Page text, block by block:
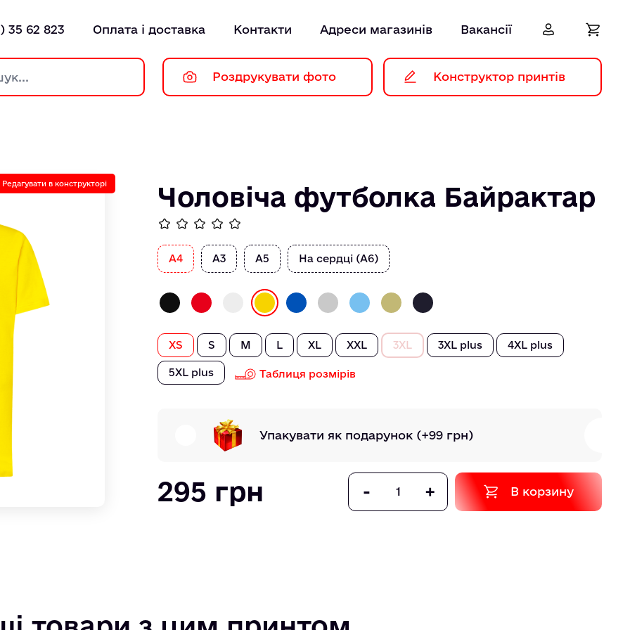
35 62 823 Оплата і доставка Контакти Адреси магазинів Вакансії
Роздрукувати фото Конструктор принтів
Редагувати в конструкторі Чоловіча футболка Байрактар
А4 А3 А5 На сердці (А6)
XS S M L XL XXL 3XL 3XL plus 4XL plus
5XL plus Таблиця розмірів
Упакувати як подарунок (+99 грн)
295 грн - + В корзину